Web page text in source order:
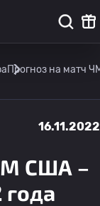
Прогноз на матч
16.11.2022
США –
года